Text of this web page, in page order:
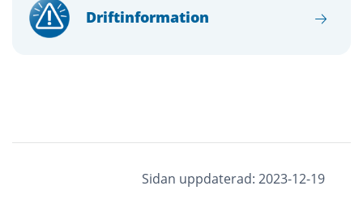
Driftinformation
Sidan uppdaterad: 2023-12-19